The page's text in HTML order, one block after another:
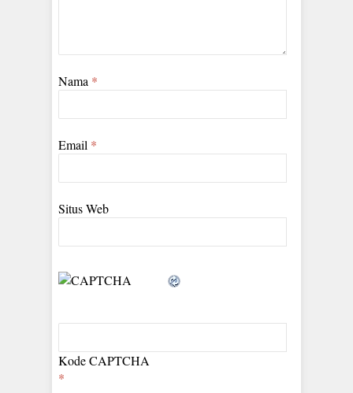
Nama *
Email *
Situs Web
Kode CAPTCHA
*